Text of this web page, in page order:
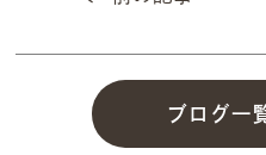
ブログ一